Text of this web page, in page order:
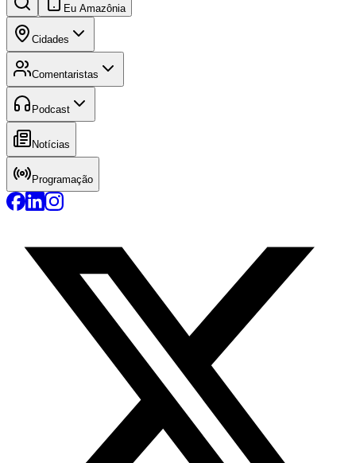
Eu Amazônia
Cidades
Comentaristas
Podcast
Notícias
Programação